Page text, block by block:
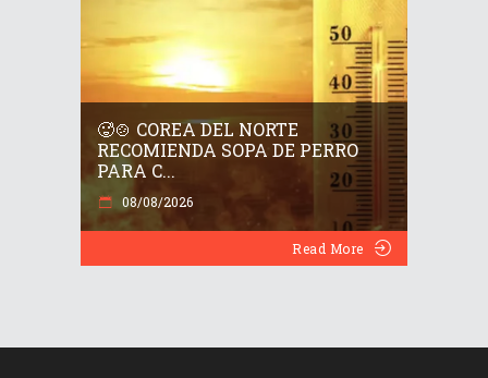
🥵🍲 COREA DEL NORTE
RECOMIENDA SOPA DE PERRO
PARA C...
08/08/2026
Read More